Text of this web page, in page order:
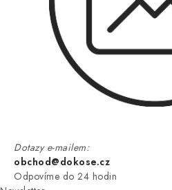
Dotazy e-mailem:
obchod@dokose.cz
Odpovíme do 24 hodin